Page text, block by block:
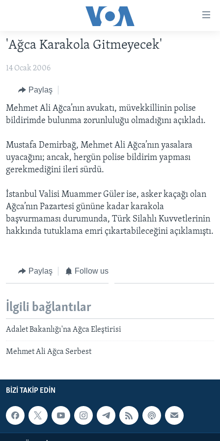
geç
navigasyona
geç
HABERLER
TÜRKİYE
AMERİKA
ORTADOĞU
AVRUPA
ULUSLARARASI
SAĞLIK
BİLİM VE TEKNOLOJİ
EKONOMİ
HAYATTAN
PROGRAMLAR
AMERİKA'DA YAŞAM
UKRAYNA KRİZİ
YAPAY ZEKA
YORUMLAR
AMERIKA'YA ÖZEL
İNGİLİZCE DERSLERİ
MULTİMEDYA
VİDEO GALERİ
LEARNING ENGLISH
BIZI TAKIP EDIN
Diller
'Ağca Karakola Gitmeyecek'
14 Ocak 2006
Paylaş
Mehmet Ali Ağca’nın avukatı, müvekkillinin polise
bildirimde bulunma zorunluluğu olmadığını açıkladı.
Mustafa Demirbağ, Mehmet Ali Ağca’nın yasalara
uyacağını; ancak, hergün polise bildirim yapması
gerekmediğini ileri sürdü.
İstanbul Valisi Muammer Güler ise, asker kaçağı olan
Ağca’nın Pazartesi gününe kadar karakola
başvurmaması durumunda, Türk Silahlı Kuvvetlerinin
hakkında tutuklama emri çıkartabileceğini açıklamıştı.
Paylaş Follow us
İlgili bağlantılar
Adalet Bakanlığı'na Ağca Eleştirisi
Mehmet Ali Ağca Serbest
BIZI TAKIP EDIN